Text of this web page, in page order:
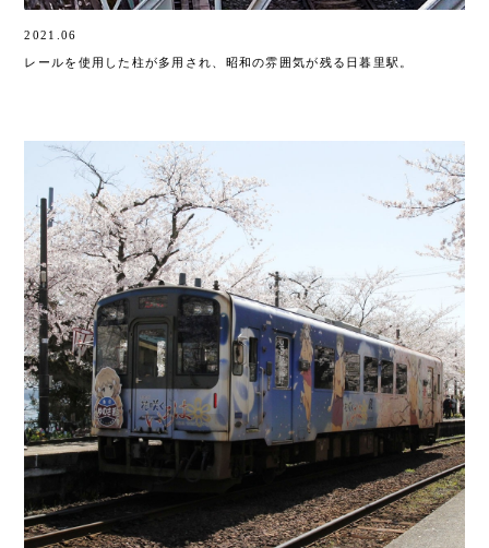
2021.06
レールを使用した柱が多用され、昭和の雰囲気が残る日暮里駅。